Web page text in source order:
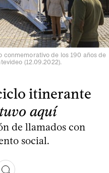
de los 190 años de
(12.09.2022).
itinerante
aquí
de llamados con
social.